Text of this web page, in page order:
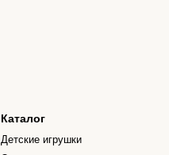
Каталог
Детские игрушки